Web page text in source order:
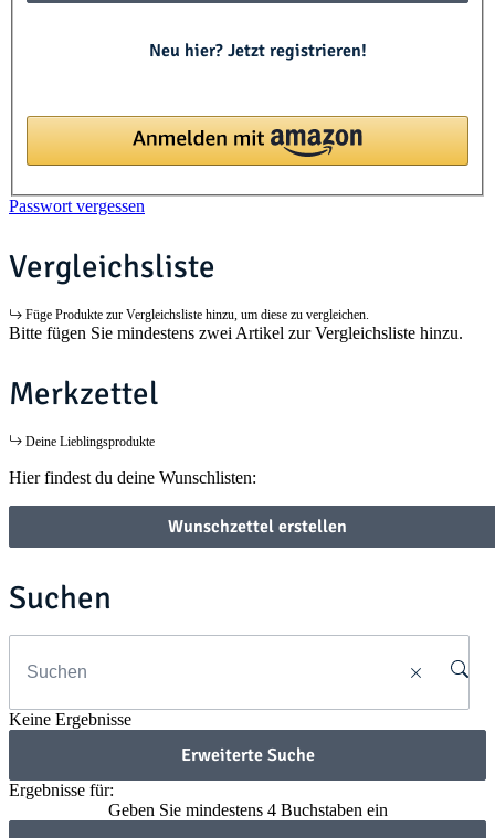
Neu hier? Jetzt registrieren!
Passwort vergessen
Vergleichsliste
Füge Produkte zur Vergleichsliste hinzu, um diese zu vergleichen.
Bitte fügen Sie mindestens zwei Artikel zur Vergleichsliste hinzu.
Merkzettel
Deine Lieblingsprodukte
Hier findest du deine Wunschlisten:
Wunschzettel erstellen
Suchen
Keine Ergebnisse
Erweiterte Suche
Ergebnisse für:
Geben Sie mindestens 4 Buchstaben ein